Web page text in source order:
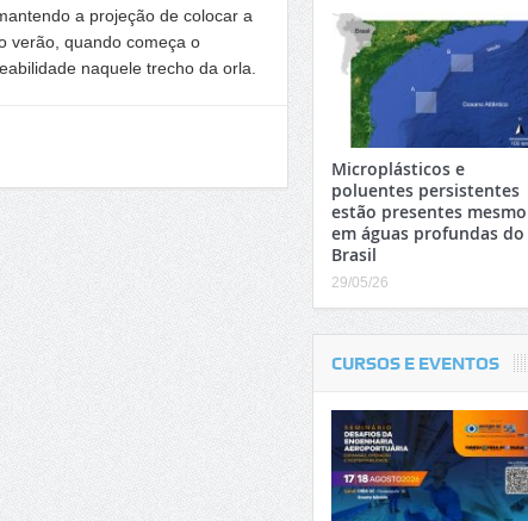
a projeção de colocar a
verão, quando começa o
naquele trecho da orla.
Microplásticos e
poluentes persistentes
estão presentes mesmo
em águas profundas do
Brasil
29/05/26
CURSOS E EVENTOS